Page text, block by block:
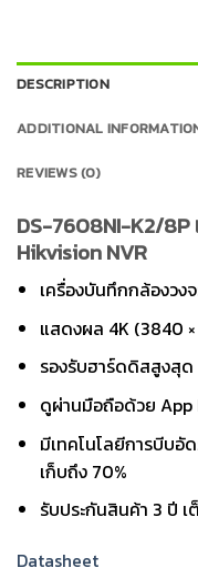
DESCRIPTION
ADDITIONAL
REVIEWS (0)
DS-7608NI-K2/8P
Hikvision NVR
เครื่องบันทึกกล้องวง
แสดงผล 4K (3840
รองรับฮาร์ดดิสสูงสุด
ดูผ่านมือถือด้วย App
มีเทคโนโลยีการบีบอั
เก็บถึง 70%
รับประกันสินค้า 3 ปี เ
Datasheet